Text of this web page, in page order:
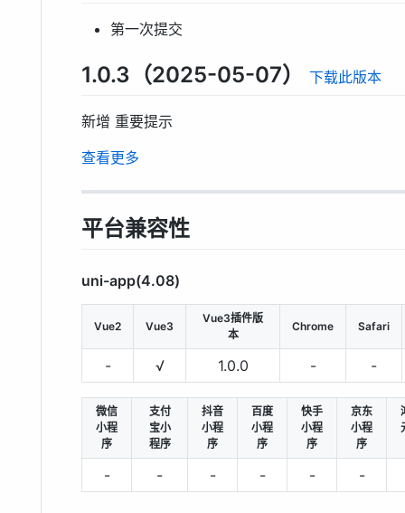
第一次提交
1.0.3（2025-05-07） 下载此版本
新增 重要提示
查看更多
平台兼容性
uni-app(4.08)
Vue2 Vue3
Vue3插件版
本
Chrome Safari
- √ 1.0.0 - -
微信
小程
序
支付
宝小
程序
抖音
小程
序
百度
小程
序
快手
小程
序
京东
小程
序
- - - - - -